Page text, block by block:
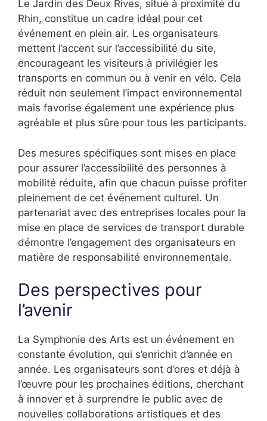
Le Jardin des Deux Rives, situé à proximité du
Rhin, constitue un cadre idéal pour cet
événement en plein air. Les organisateurs
mettent l’accent sur l’accessibilité du site,
encourageant les visiteurs à privilégier les
transports en commun ou à venir en vélo. Cela
réduit non seulement l’impact environnemental
mais favorise également une expérience plus
agréable et plus sûre pour tous les participants.
Des mesures spécifiques sont mises en place
pour assurer l’accessibilité des personnes à
mobilité réduite, afin que chacun puisse profiter
pleinement de cet événement culturel. Un
partenariat avec des entreprises locales pour la
mise en place de services de transport durable
démontre l’engagement des organisateurs en
matière de responsabilité environnementale.
Des perspectives pour
l’avenir
La Symphonie des Arts est un événement en
constante évolution, qui s’enrichit d’année en
année. Les organisateurs sont d’ores et déjà à
l’œuvre pour les prochaines éditions, cherchant
à innover et à surprendre le public avec de
nouvelles collaborations artistiques et des